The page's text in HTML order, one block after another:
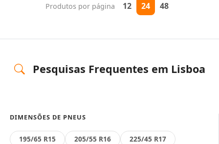
Produtos por página 12 24 48
Pesquisas Frequentes em Lisboa
DIMENSÕES DE PNEUS
195/65 R15 205/55 R16 225/45 R17